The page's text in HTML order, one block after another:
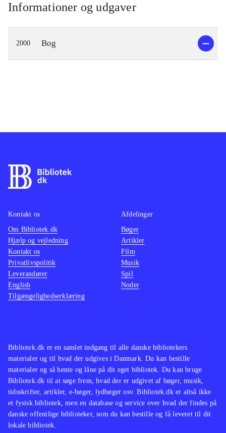
Informationer og udgaver
2000 Bog
Bibliotek.dk er en samlet indgang til alle danske bibliotekers
materialer og til hvad der udgives i Danmark. Du kan bestille
materialer og så hente og låne på dit eget bibliotek. Du kan bruge
Bibliotek.dk til at søge frem, hvad der er udgivet af bøger, musik,
tidsskrifter, artikler, e-bøger, lydbøger osv. Bibliotek.dk er altså ikke
et fysisk bibliotek, men en database og service over hvad der findes på
danske offentlige biblioteker, som du kan bestille og få leveret til dit
lokale bibliotek.
Kontakt os
Om Bibliotek.dk
Hjælp og vejledning
Kontakt os
Privatlivspolitik
Leverandører
English
Tilgængelighedserklæring
Afdelinger
Bøger
Artikler
Film
Musik
Spil
Noder